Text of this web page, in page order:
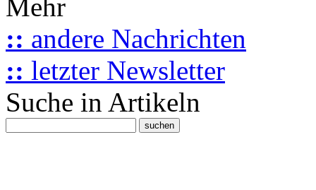
Mehr
:: andere Nachrichten
:: letzter Newsletter
Suche in Artikeln